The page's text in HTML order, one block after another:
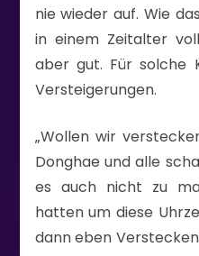
nie wieder auf. Wie
in einem Zeitalter
aber gut. Für solche
Versteigerungen.
„Wollen wir
Donghae und alle
es auch nicht zu
hatten um diese
dann eben